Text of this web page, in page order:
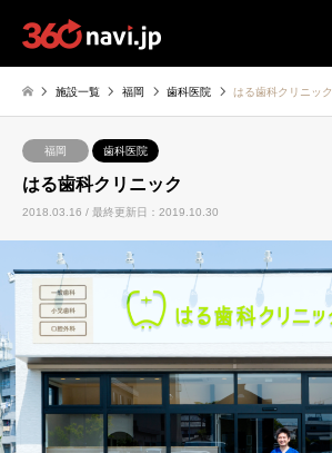
施設一覧 福岡 歯科医院 はる歯科クリニック
福岡 歯科医院
はる歯科クリニック
2018.03.16 / 最終更新日：2019.10.30